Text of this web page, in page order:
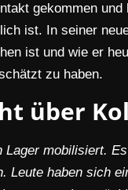
gekommen
ist. In seiner
ist und wie er
zu haben.
über
Lager mobilisiert.
Leute haben sich